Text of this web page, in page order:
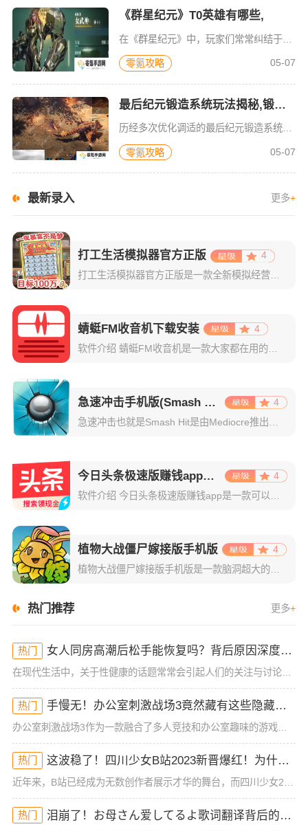
《群星纪元》T0英雄有哪些,
在《群星纪元》中，玩家们常常纠结于T0英雄哪个才是最佳之选，都渴望能快速觅得令自己心仪的角色。究竟《群星纪元》里T0英雄哪个好呢？要是玩家对这一内容满怀兴趣，那就不妨一同来瞧瞧后续的推荐指南，其中所介
零氪攻略 05-07
最后纪元锻造系统玩法揭秘,锻造指南速看
历经多次优化调适的最后纪元锻造系统，在保留核心玩法架构之际，简化了操作步骤。玩家如今只需消耗锻造潜能，就能实现两大提升：其一，提升装备词缀等级，让装备属性更加强力；其二，添加新词缀，赋予装备全新的特质
零氪攻略 05-07
最新录入 更多+
打工生活模拟器官方正版
4
打工生活模拟器官方正版是一款全新模拟经营类游戏。在这里，简单易上手的操作玩法，多种打工方式的生活模拟，还有较真实的现状反馈，充分满足大众玩家的各种需求，给予玩家一个打工人在底层生活的体验。游戏刚开始，
蜻蜓FM收音机下载安装
4
软件介绍 蜻蜓FM收音机是一款大家都在用的电台播放软件，这里面有着数百个不同的频道资源，有声小说、脱口秀、
急速冲击手机版(Smash Hit)
4
急速冲击也就是Smash Hit是由Mediocre推出的一款动作射击的音乐小游戏。不知道你们的童年记忆中有没有弹珠，不论是儿时玩过的实物弹珠，或是windows XP中的三维弹球。随着时代的进步，弹
今日头条极速版赚钱app下载
4
植物大战僵尸嫁接版手机版
4
热门推荐 更多+
热门 女人同房高潮后松手能恢复吗？背后原因深度分析！
在现代生活中，关于性健康的话题常常会引起人们的关注与讨论，尤其是女性在同房时的体验与生理反应。很多女性可能在性生活中经历过高潮后的松手现象，但有时候会担心这种状态是否能恢复。今天，我们就来深入探讨一下
热门 手慢无！办公室刺激战场3竟然藏有这些隐藏技巧！谁懂啊
办公室刺激战场3作为一款融合了多人竞技和办公室趣味的游戏，一直以来都吸引着大批玩家的热烈关注。然而，很多玩家在初入这款游戏时，常常会被复杂的操作和激烈的竞争环境所困扰，尤其是如何在短短的游戏时间里获得
热门 这波稳了！四川少女B站2023新晋爆红！为什么她的内容这么吸睛？
热门 泪崩了！お母さん爱してるよ歌词翻译背后的深情秘密！你可能从未注意到的细节